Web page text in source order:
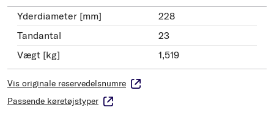
Yderdiameter [mm]
228
Tandantal
23
Vægt [kg]
1,519
Vis originale reservedelsnumre
Passende køretøjstyper